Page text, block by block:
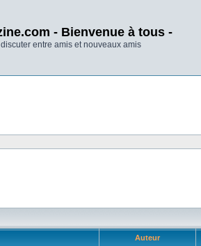
- Bienvenue à tous -
entre amis et nouveaux amis
Auteur